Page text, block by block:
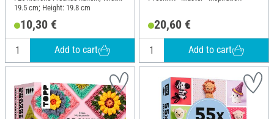
19.5 cm; Height: 19.8 cm
10,30 €
Add to cart
20,60 €
Add to cart